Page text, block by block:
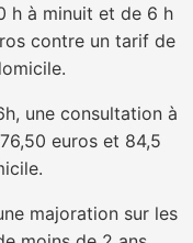
h à minuit et de 6 h
contre un tarif de
une consultation à
euros et 84,5
majoration sur les